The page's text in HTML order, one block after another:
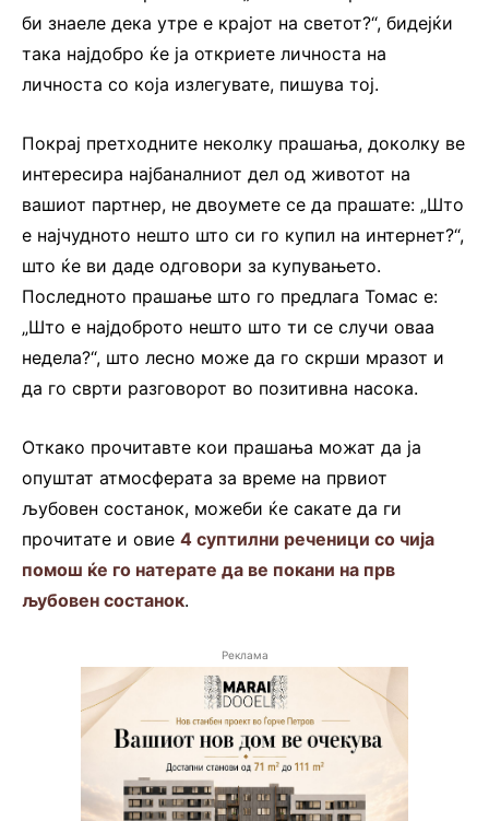
би знаеле дека утре е крајот на светот?“, бидејќи
така најдобро ќе ја откриете личноста на
личноста со која излегувате, пишува тој.
Покрај претходните неколку прашања, доколку ве
интересира најбаналниот дел од животот на
вашиот партнер, не двоумете се да прашате: „Што
е најчудното нешто што си го купил на интернет?“,
што ќе ви даде одговори за купувањето.
Последното прашање што го предлага Томас е:
„Што е најдоброто нешто што ти се случи оваа
недела?“, што лесно може да го скрши мразот и
да го сврти разговорот во позитивна насока.
Откако прочитавте кои прашања можат да ја
опуштат атмосферата за време на првиот
љубовен состанок, можеби ќе сакате да ги
прочитате и овие 4 суптилни реченици со чија
помош ќе го натерате да ве покани на прв
љубовен состанок.
Реклама